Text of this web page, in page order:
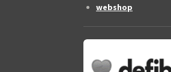
webshop